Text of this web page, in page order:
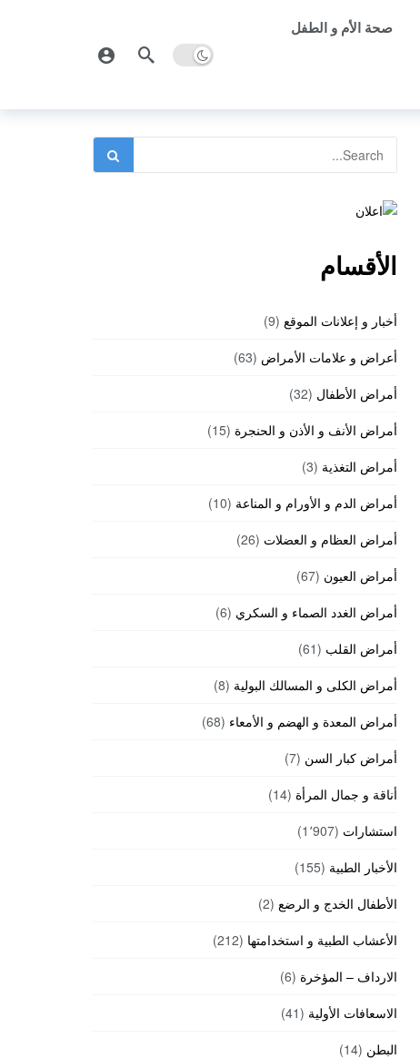
صحة الأم و الطفل
الأقسام
أخبار و إعلانات الموقع (9)
أعراض و علامات الأمراض (63)
أمراض الأطفال (32)
أمراض الأنف و الأذن و الحنجرة (15)
أمراض التغذية (3)
أمراض الدم و الأورام و المناعة (10)
أمراض العظام و العضلات (26)
أمراض العيون (67)
أمراض الغدد الصماء و السكري (6)
أمراض القلب (61)
أمراض الكلى و المسالك البولية (8)
أمراض المعدة و الهضم و الأمعاء (68)
أمراض كبار السن (7)
أناقة و جمال المرأة (14)
استشارات (1٬907)
الأخبار الطبية (155)
الأطفال الخدج و الرضع (2)
الأعشاب الطبية و استخدامتها (212)
الارداف – المؤخرة (6)
الاسعافات الأولية (41)
البطن (14)